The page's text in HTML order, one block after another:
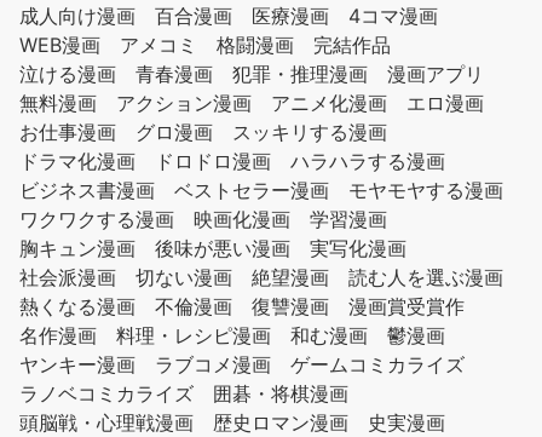
成人向け漫画
百合漫画 医療漫画
4コマ漫画
WEB漫画
アメコミ 格闘漫画
完結作品
泣ける漫画
青春漫画 犯罪・推理漫画
漫画アプリ
無料漫画
アクション漫画 アニメ化漫画
エロ漫画
お仕事漫画
グロ漫画
スッキリする漫画
ドラマ化漫画
ドロドロ漫画
ハラハラする漫画
ビジネス書漫画
ベストセラー漫画
モヤモヤする漫画
ワクワクする漫画
映画化漫画
学習漫画
胸キュン漫画
後味が悪い漫画
実写化漫画
社会派漫画
切ない漫画 絶望漫画
読む人を選ぶ漫画
熱くなる漫画
不倫漫画 復讐漫画
漫画賞受賞作
名作漫画
料理・レシピ漫画 和む漫画
鬱漫画
ヤンキー漫画
ラブコメ漫画
ゲームコミカライズ
ラノベコミカライズ
囲碁・将棋漫画
頭脳戦・心理戦漫画
歴史ロマン漫画
史実漫画